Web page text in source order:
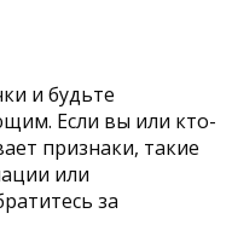
и будьте
Если вы или кто-
признаки, такие
или
за